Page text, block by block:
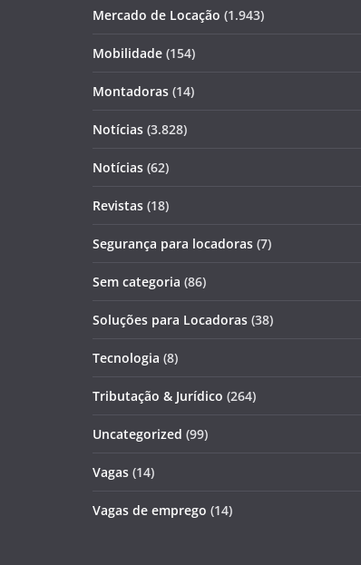
Mercado de Locação (1.943)
Mobilidade (154)
Montadoras (14)
Notícias (3.828)
Notícias (62)
Revistas (18)
Segurança para locadoras (7)
Sem categoria (86)
Soluções para Locadoras (38)
Tecnologia (8)
Tributação & Jurídico (264)
Uncategorized (99)
Vagas (14)
Vagas de emprego (14)